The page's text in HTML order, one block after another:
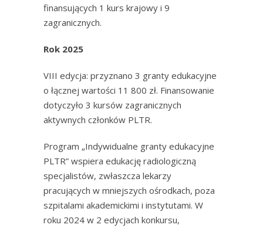
finansujących 1 kurs krajowy i 9
zagranicznych.
Rok 2025
VIII edycja: przyznano 3 granty edukacyjne
o łącznej wartości 11 800 zł. Finansowanie
dotyczyło 3 kursów zagranicznych
aktywnych członków PLTR.
Program „Indywidualne granty edukacyjne
PLTR” wspiera edukację radiologiczną
specjalistów, zwłaszcza lekarzy
pracujących w mniejszych ośrodkach, poza
szpitalami akademickimi i instytutami. W
roku 2024 w 2 edycjach konkursu,